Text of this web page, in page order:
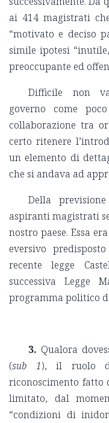
ai 414 magistrati
“motivato e deciso
simile ipotesi
preoccupante ed
Difficile non
governo come
collaborazione tra
certo ritenere
un elemento di
che si andava ad
Della
aspiranti magistrati
nostro paese. Essa
eversivo
recente legge
successiva Legge
programma politico
3. Qualora
(sub 1), il ruolo
riconoscimento fatto
limitato, dal
“condizioni di